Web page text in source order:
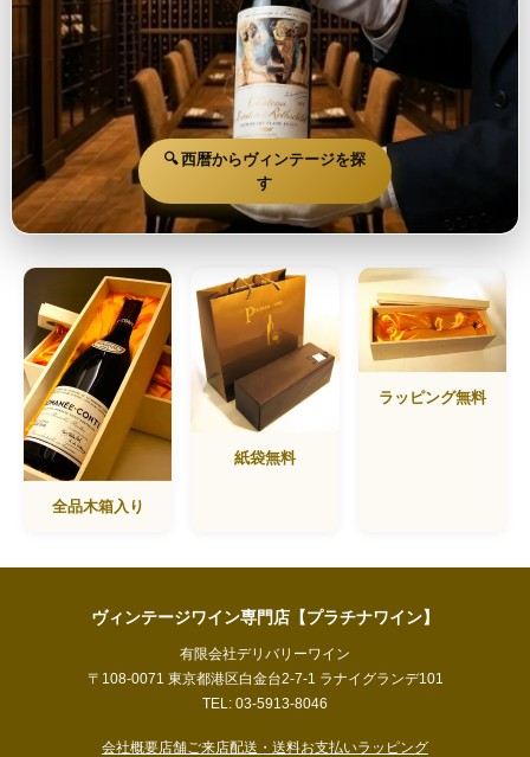
🔍 西暦からヴィンテージを探
す
全品木箱入り
紙袋無料
ラッピング無料
ヴィンテージワイン専門店【プラチナワイン】
有限会社デリバリーワイン
〒108-0071 東京都港区白金台2-7-1 ラナイグランデ101
TEL: 03-5913-8046
会社概要店舗ご来店配送・送料お支払いラッピング